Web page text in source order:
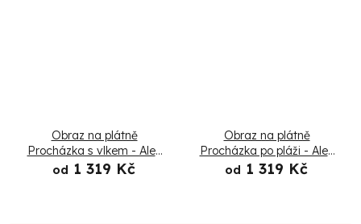
Obraz na plátně
Procházka s vlkem - Alex
Griffith
od 1 319 Kč
Obraz na plátně
Procházka po pláži - Alex
Griffith
od 1 319 Kč